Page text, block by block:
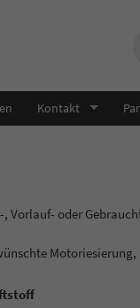
Kontakt
Vorlauf- oder